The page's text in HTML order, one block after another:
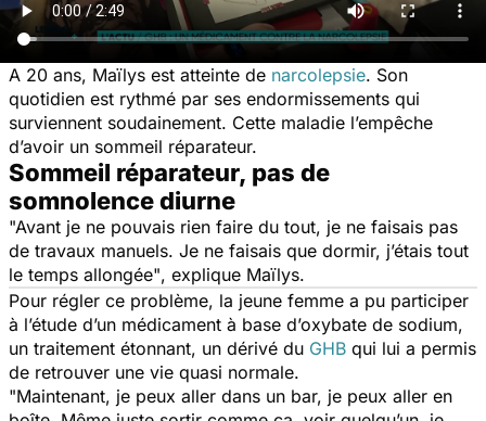
A 20 ans, Maïlys est atteinte de narcolepsie. Son
quotidien est rythmé par ses endormissements qui
surviennent soudainement. Cette maladie l’empêche
d’avoir un sommeil réparateur.
Sommeil réparateur, pas de
somnolence diurne
"Avant je ne pouvais rien faire du tout, je ne faisais pas
de travaux manuels. Je ne faisais que dormir, j’étais tout
le temps allongée", explique Maïlys.
Pour régler ce problème, la jeune femme a pu participer
à l’étude d’un médicament à base d’oxybate de sodium,
un traitement étonnant, un dérivé du GHB qui lui a permis
de retrouver une vie quasi normale.
"Maintenant, je peux aller dans un bar, je peux aller en